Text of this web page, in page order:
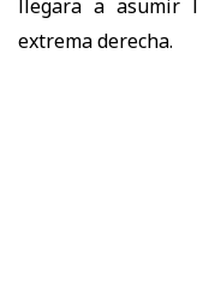
llegara a asumir
extrema derecha.